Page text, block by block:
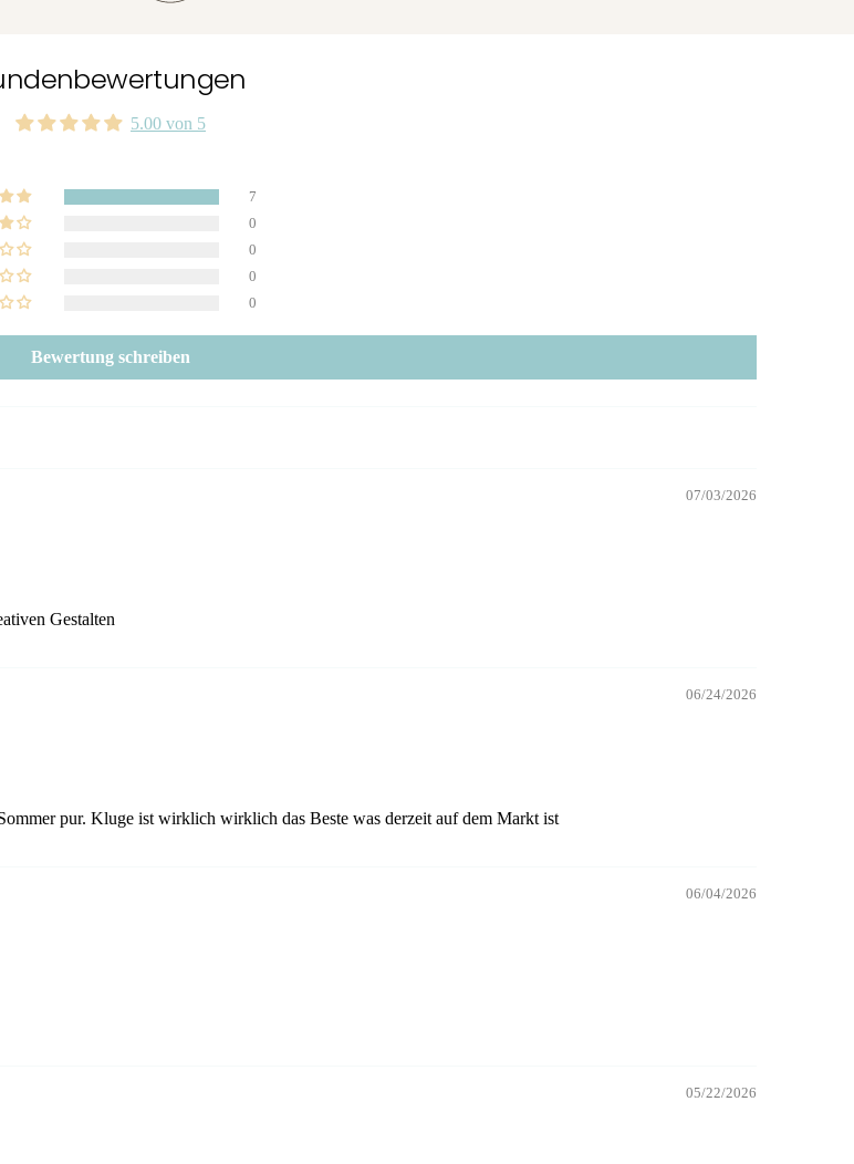
5.00 von 5
7
0
0
0
0
Bewertung schreiben
07/03/2026
Gestalten
06/24/2026
pur. Kluge ist wirklich wirklich das Beste was derzeit auf dem Markt ist
06/04/2026
05/22/2026